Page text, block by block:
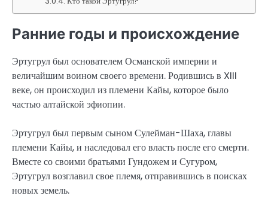
Ранние годы и происхождение
Эртугрул был основателем Османской империи и
величайшим воином своего времени. Родившись в XIII
веке, он происходил из племени Кайы, которое было
частью алтайской эфиопии.
Эртугрул был первым сыном Сулейман-Шаха, главы
племени Кайы, и наследовал его власть после его смерти.
Вместе со своими братьями Гундожем и Сугуром,
Эртугрул возглавил свое племя, отправившись в поисках
новых земель.